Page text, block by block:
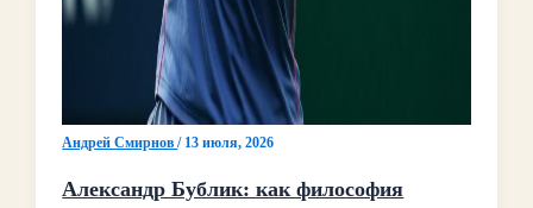
Андрей Смирнов/ 13 июля, 2026
Александр Бублик: как философия